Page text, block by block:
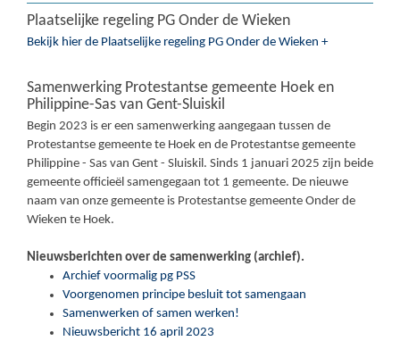
Plaatselijke regeling PG Onder de Wieken
Bekijk hier de Plaatselijke regeling PG Onder de Wieken +
Samenwerking Protestantse gemeente Hoek en
Philippine-Sas van Gent-Sluiskil
Begin 2023 is er een samenwerking aangegaan tussen de
Protestantse gemeente te Hoek en de Protestantse gemeente
Philippine - Sas van Gent - Sluiskil. Sinds 1 januari 2025 zijn beide
gemeente officieël samengegaan tot 1 gemeente. De nieuwe
naam van onze gemeente is Protestantse gemeente Onder de
Wieken te Hoek.
Nieuwsberichten over de samenwerking (archief).
Archief voormalig pg PSS
Voorgenomen principe besluit tot samengaan
Samenwerken of samen werken!
Nieuwsbericht 16 april 2023